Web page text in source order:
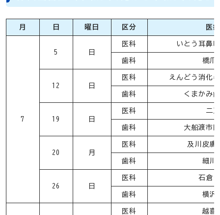
月 日 曜日 区分 医
7
5 日
医科 いとう耳鼻
歯科 橋爪
12 日
医科 えんどう消化
歯科 くまかみ
19 日
医科 二
歯科 大船渡市
20 月
医科 及川皮膚
歯科 細川
26 日
医科 石倉
歯科 横沢
医科 越喜